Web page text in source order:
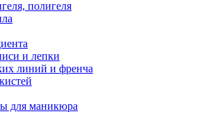
полигеля
и лепки
линий и френча
для маникюра